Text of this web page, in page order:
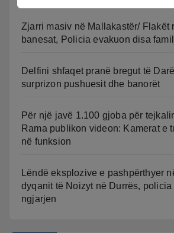
Zjarri masiv në Mallakastër/ Flakët
banesat, Policia evakuon disa
Delfini shfaqet pranë bregut të
surprizon pushuesit dhe banorët
Për një javë 1.100 gjoba për
Rama publikon videon: Kamerat e
në funksion
Lëndë eksplozive e pashpërthyer
dyqanit të Noizyt në Durrës,
ngjarjen